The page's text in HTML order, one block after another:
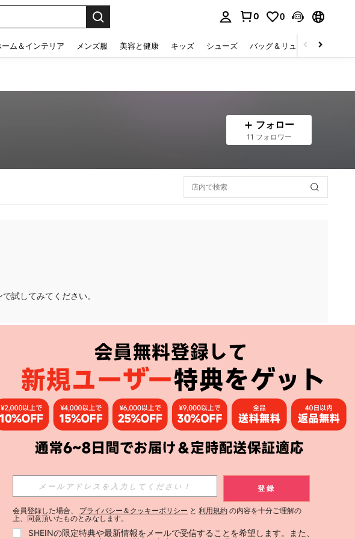
0 0
ーム＆インテリア メンズ服 美容と健康 キッズ シューズ バッグ＆リュック
フォロー
11 フォロワー
試してみてください。
こちら： アプリ
NEWSを購読する
購読
登録する
登録
会員登録した場合、 プライバシー＆クッキーポリシー と 利用規約 の内容を十分ご理解の
上、同意頂いたものとみなします。
SHEINの限定特典や最新情報をメールで受信することを希望します。また、